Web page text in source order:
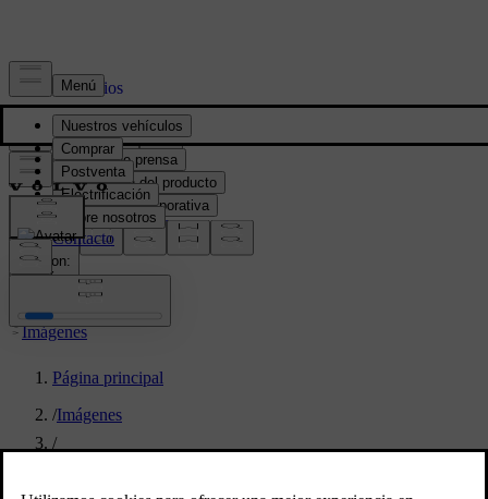
Prensa y Medios
Material de prensa
Información del producto
Información corporativa
Contacto de medios
location:
PY
Imágenes
Página principal
/Imágenes
/